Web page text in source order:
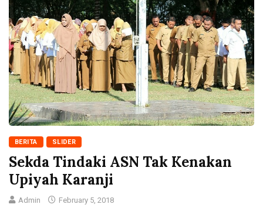
BERITA SLIDER
Sekda Tindaki ASN Tak Kenakan
Upiyah Karanji
Admin February 5, 2018